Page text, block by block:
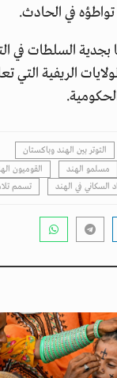
في الحادث.
بجدية السلطات في
الريفية
الحكومية.
التوتر بين الهند وباكستان
مسلمو الهند
القوميون
السكاني في الهند تسمم